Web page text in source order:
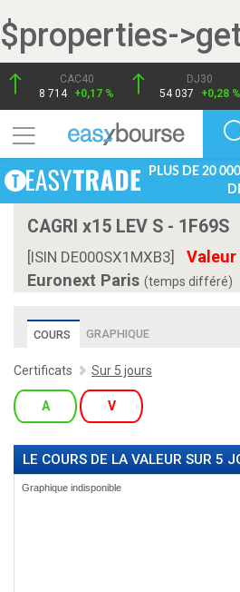
$properties-
CAC40
8 714 +0,17 %
DJ30
54 037
+0,28 %
PLUS DE 20
CAGRI x15 LEV S - 1F69S
[ISIN DE000SX1MXB3]
Euronext Paris (temps différé)
COURS GRAPHIQUE
Certificats Sur 5 jours
A V
LE COURS DE LA VALEUR SUR 5